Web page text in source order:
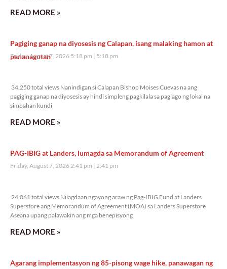
READ MORE »
Pagiging ganap na diyosesis ng Calapan, isang malaking hamon at
pananagutan
Friday, August 7, 2026 5:18 pm 5:18 pm
34,250 total views Nanindigan si Calapan Bishop Moises Cuevas na ang
pagiging ganap na diyosesis ay hindi simpleng pagkilala sa paglago ng lokal na
simbahan kundi
READ MORE »
PAG-IBIG at Landers, lumagda sa Memorandum of Agreement
Friday, August 7, 2026 2:41 pm 2:41 pm
24,061 total views Nilagdaan ngayong araw ng Pag-IBIG Fund at Landers
Superstore ang Memorandum of Agreement (MOA) sa Landers Superstore
Aseana upang palawakin ang mga benepisyong
READ MORE »
Agarang implementasyon ng 85-pisong wage hike, panawagan ng